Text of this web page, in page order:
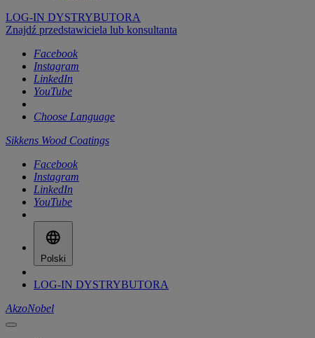
LOG-IN DYSTRYBUTORA
Znajdź przedstawiciela lub konsultanta
Facebook
Instagram
LinkedIn
YouTube
Choose Language
Sikkens Wood Coatings
Facebook
Instagram
LinkedIn
YouTube
Polski
LOG-IN DYSTRYBUTORA
AkzoNobel